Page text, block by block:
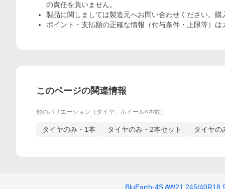
の責任を負いません。
製品に関しましては製造元へお問い合わせください。
ポイント・支払額の正確な情報（付与条件・上限等）
このページの関連情報
他のバリエーション（タイヤ、ホイール×本数）
タイヤのみ・1本 タイヤのみ・2本セット タイヤの
BluEarth-4S AW21 245/40R18